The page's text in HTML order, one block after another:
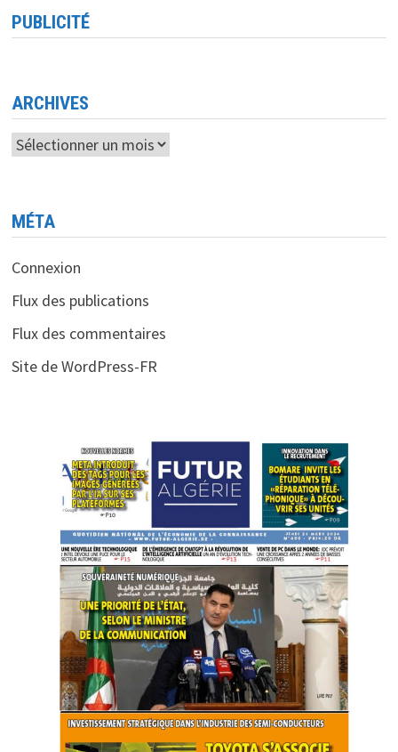
ALGÉRIENNE
DES
SCIENCES
AUX
FEMMES
DE
SCIENCES
EN
ALGÉRIE
PUBLICITÉ
ARCHIVES
Archives
MÉTA
Connexion
Flux des publications
Flux des commentaires
Site de WordPress-FR